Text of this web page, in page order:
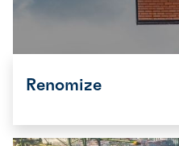
Renomize